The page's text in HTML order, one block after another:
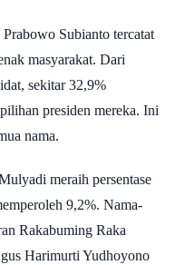
Subianto tercatat
masyarakat. Dari
sekitar 32,9%
presiden mereka. Ini
nama.
meraih persentase
9,2%. Nama-
Rakabuming Raka
Harimurti Yudhoyono